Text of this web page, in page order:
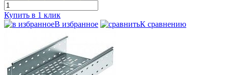
Купить в 1 клик
В избранное
К сравнению